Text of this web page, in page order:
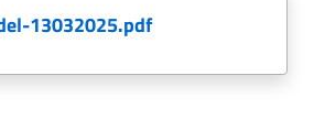
13032025.pdf